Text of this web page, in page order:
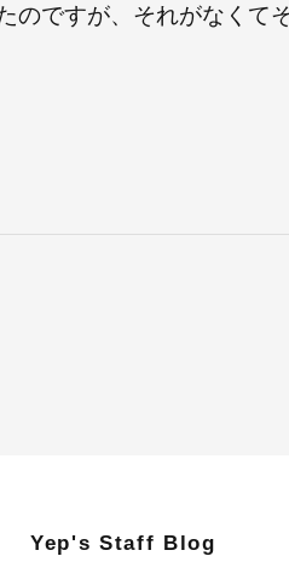
ですが、それがなく
Yep's Staff Blog